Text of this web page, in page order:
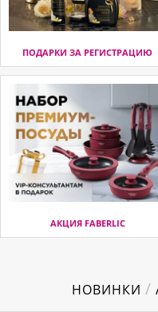
ПОДАРКИ ЗА РЕГИСТРАЦИЮ
АКЦИЯ FABERLIC
НОВИНКИ /